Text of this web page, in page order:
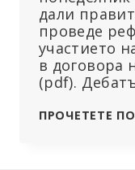
дали
проведе
участието
в договора
(pdf).
ПРОЧЕТЕТЕ